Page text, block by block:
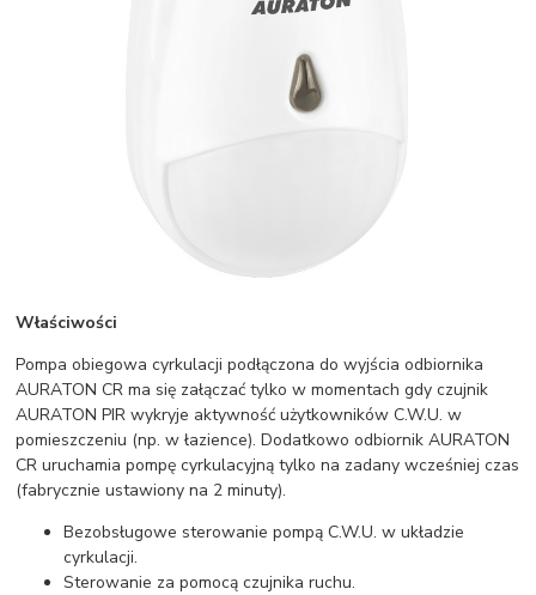
Właściwości
Pompa obiegowa cyrkulacji podłączona do wyjścia odbiornika
AURATON CR ma się załączać tylko w momentach gdy czujnik
AURATON PIR wykryje aktywność użytkowników C.W.U. w
pomieszczeniu (np. w łazience). Dodatkowo odbiornik AURATON
CR uruchamia pompę cyrkulacyjną tylko na zadany wcześniej czas
(fabrycznie ustawiony na 2 minuty).
Bezobsługowe sterowanie pompą C.W.U. w układzie
cyrkulacji.
Sterowanie za pomocą czujnika ruchu.